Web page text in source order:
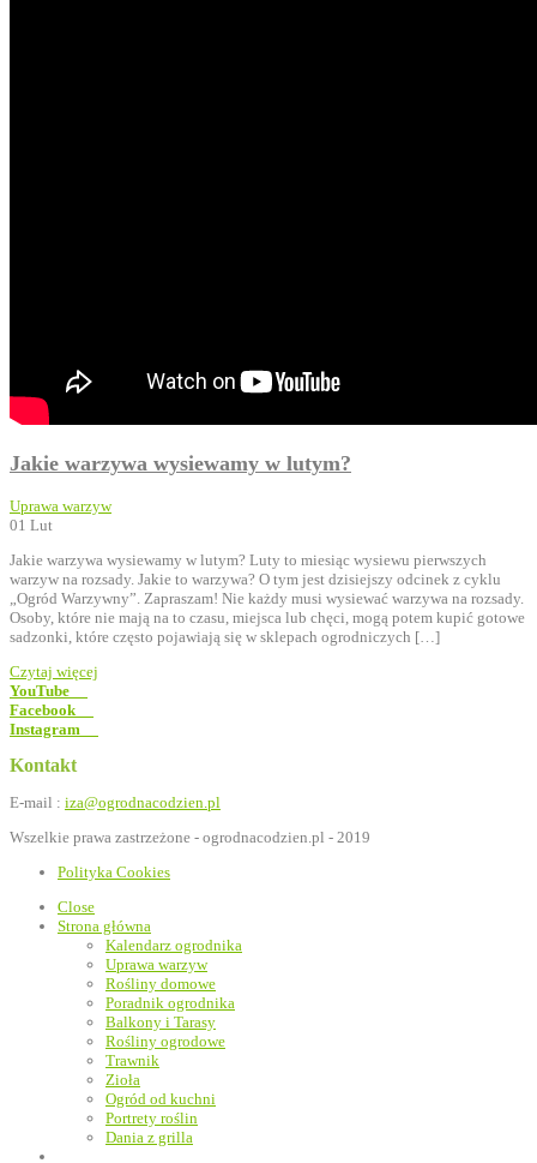
Jakie warzywa wysiewamy w lutym?
Uprawa warzyw
01 Lut
Jakie warzywa wysiewamy w lutym? Luty to miesiąc wysiewu pierwszych
warzyw na rozsady. Jakie to warzywa? O tym jest dzisiejszy odcinek z cyklu
„Ogród Warzywny”. Zapraszam! Nie każdy musi wysiewać warzywa na rozsady.
Osoby, które nie mają na to czasu, miejsca lub chęci, mogą potem kupić gotowe
sadzonki, które często pojawiają się w sklepach ogrodniczych […]
Czytaj więcej
YouTube
Facebook
Instagram
Kontakt
E-mail : iza@ogrodnacodzien.pl
Wszelkie prawa zastrzeżone - ogrodnacodzien.pl - 2019
Polityka Cookies
Close
Strona główna
Kalendarz ogrodnika
Uprawa warzyw
Rośliny domowe
Poradnik ogrodnika
Balkony i Tarasy
Rośliny ogrodowe
Trawnik
Zioła
Ogród od kuchni
Portrety roślin
Dania z grilla